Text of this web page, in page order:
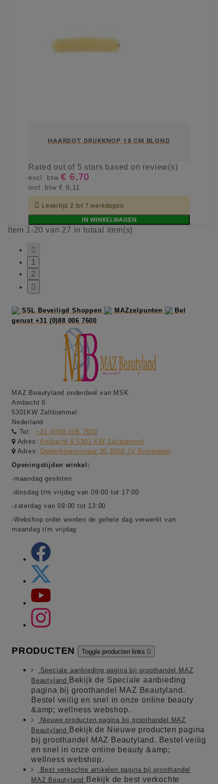
HAARDOT DRUKKNOP 18 CM BLOND
Ratedout of 5 stars based on review(s)
excl. btw€ 6,70
incl. btw€ 8,11
 Levertijd 2 tot 7 werkdagen
IN WINKELWAGEN
Item 1-20 van 27 in totaal item(s)

1
2

SSL Beveiligd Shoppen MAZzelpunten
Bel
gerust +31 (0)88 006 7600
MAZ Beautyland onderdeel van MSK
Ambacht 6
5301KW Zaltbommel
Nederland
Tel:
+31 (0)88 006 7600
Adres:Ambacht 6 5301 KW Zaltbommel
Adres: Dotterbloemstraat 20 3053 JV Rotterdam
Openingstijden winkel:
-maandag gesloten
-dinsdag t/m vrijdag van 09:00 tot 17:00
-zaterdag van 09:00 tot 13:00
-Webshop order worden de gehele dag verwerkt van
maandag t/m vrijdag
PRODUCTEN Toggle producten links 
Speciale aanbieding pagina bij groothandel MAZ
Beautyland
Bekijk de Speciale aanbieding
pagina bij groothandel MAZ Beautyland.
Bestel veilig en snel in onze online beauty
&amp; wellness webshop.
Nieuwe producten pagina bij groothandel MAZ
Beautyland
Bekijk de Nieuwe producten pagina
bij groothandel MAZ Beautyland. Bestel veilig
en snel in onze online beauty &amp;
wellness webshop.
Best verkochte artikelen pagina bij groothandel
MAZ Beautyland
Bekijk de best verkochte